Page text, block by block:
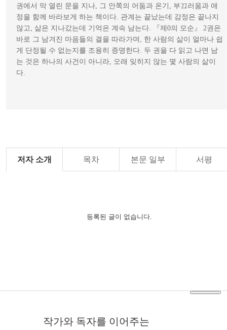
권에서 막 열린 문을 지나, 그 안쪽의 어둠과 온기, 부끄러움과 애
정을 함께 바라보게 하는 책이다. 관계는 끝났는데 감정은 끝나지
않고, 삶은 지나갔는데 기억은 계속 남는다. 『제0의 모순』 2권은
바로 그 남겨진 마음들의 결을 따라가며, 한 사람의 삶이 얼마나 쉽
게 단정될 수 없는지를 조용히 증명한다. 두 권을 다 읽고 나면 남
는 것은 하나의 사건이 아니라, 오래 잊히지 않는 몇 사람의 삶이
다.
저자 소개 목차 본문 일부 서평
등록된 글이 없습니다.
작가와 독자를 이어주는